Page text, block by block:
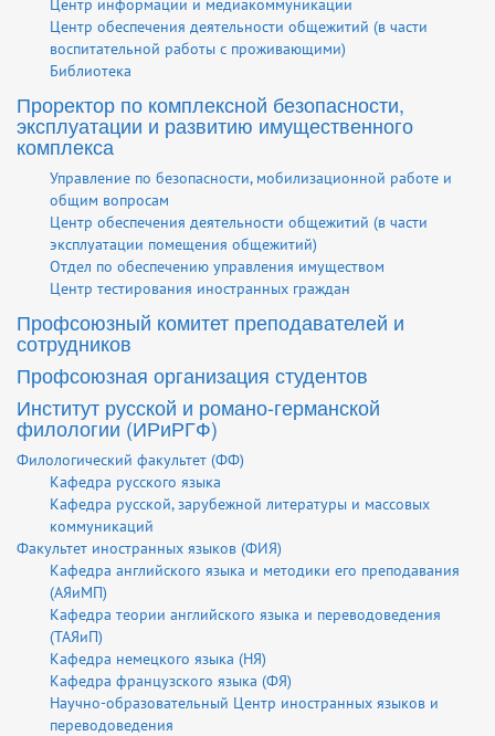
Центр информации и медиакоммуникации
Центр обеспечения деятельности общежитий (в части
воспитательной работы с проживающими)
Библиотека
Проректор по комплексной безопасности,
эксплуатации и развитию имущественного
комплекса
Управление по безопасности, мобилизационной работе и
общим вопросам
Центр обеспечения деятельности общежитий (в части
эксплуатации помещения общежитий)
Отдел по обеспечению управления имуществом
Центр тестирования иностранных граждан
Профсоюзный комитет преподавателей и
сотрудников
Профсоюзная организация студентов
Институт русской и романо-германской
филологии (ИРиРГФ)
Филологический факультет (ФФ)
Кафедра русского языка
Кафедра русской, зарубежной литературы и массовых
коммуникаций
Факультет иностранных языков (ФИЯ)
Кафедра английского языка и методики его преподавания
(АЯиМП)
Кафедра теории английского языка и переводоведения
(ТАЯиП)
Кафедра немецкого языка (НЯ)
Кафедра французского языка (ФЯ)
Научно-образовательный Центр иностранных языков и
переводоведения